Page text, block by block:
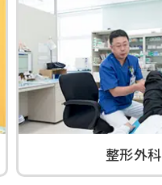
整形外科